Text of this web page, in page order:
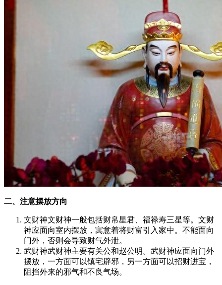
二、注意摆放方向
文财神文财神一般包括财帛星君、福禄寿三星等。文财
神应面向室内摆放，寓意着将财富引入家中。不能面向
门外，否则会导致财气外泄。
武财神武财神主要有关公和赵公明。武财神应面向门外
摆放，一方面可以镇宅辟邪，另一方面可以招财进宝，
阻挡外来的邪气和不良气场。